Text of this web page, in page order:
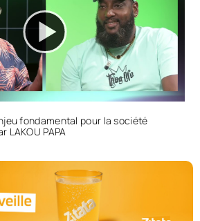
fondamental pour la société
LAKOU PAPA